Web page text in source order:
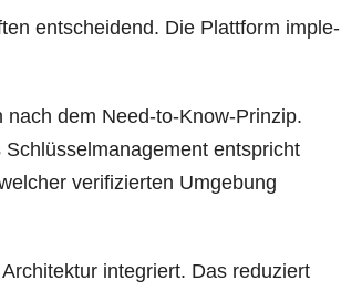
ent­schei­dend. Die Platt­form imple­
dem Need-to-Know-Prin­zip.
ent­spricht
veri­fi­zier­ten Umge­bung
inte­griert. Das redu­ziert